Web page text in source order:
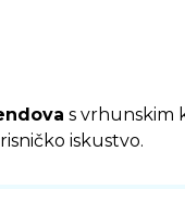
s vrhunskim
iskustvo.